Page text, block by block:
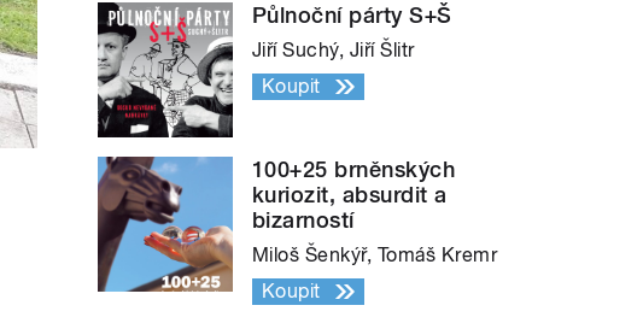
Půlnoční párty S+Š
Jiří Suchý, Jiří Šlitr
Koupit
100+25 brněnských
kuriozit, absurdit a
bizarností
Miloš Šenkýř, Tomáš Kremr
Koupit